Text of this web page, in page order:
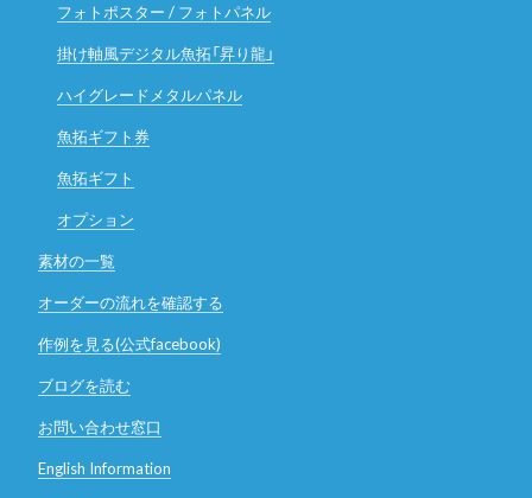
フォトポスター / フォトパネル
掛け軸風デジタル魚拓「昇り龍」
ハイグレードメタルパネル
魚拓ギフト券
魚拓ギフト
オプション
素材の一覧
オーダーの流れを確認する
作例を見る(公式facebook)
ブログを読む
お問い合わせ窓口
English Information